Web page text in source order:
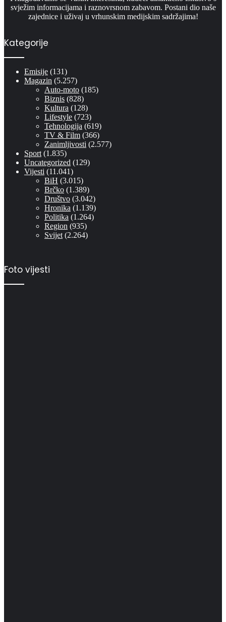
svježim informacijama i raznovrsnom zabavom. Postani dio naše
zajednice i uživaj u vrhunskim medijskim sadržajima!
Kategorije
Emisije (131)
Magazin (5.257)
Auto-moto (185)
Biznis (828)
Kultura (128)
Lifestyle (723)
Tehnologija (619)
TV & Film (366)
Zanimljivosti (2.577)
Sport (1.835)
Uncategorized (129)
Vijesti (11.041)
BiH (3.015)
Brčko (1.389)
Društvo (3.042)
Hronika (1.139)
Politika (1.264)
Region (935)
Svijet (2.264)
Foto vijesti